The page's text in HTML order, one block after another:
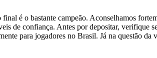
é o bastante campeão. Aconselhamos
de confiança. Antes por depositar, verifique
para jogadores no Brasil. Já na questão